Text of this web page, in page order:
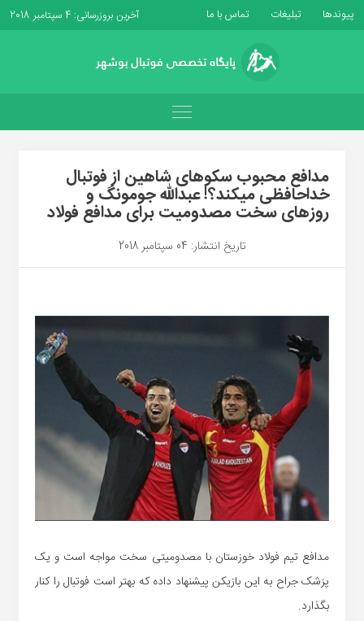
پیوندها تبلیغات تماس با ما آخرین بروزرسانی: 4 سپتامبر 2018
مدافع محبوب سکوهای شاهین از فوتبال
خداحافظی میکند؟! عبدالله جومونگ و
روزهای سخت مصدومیت برای مدافع فولاد
تاریخ انتشار: 04 سپتامبر 2018
مدافع تیم فولاد خوزستان با مصدومیتی سخت مواجه است و یک
پزشک جراح به این بازیکن پیشنهاد داده که بهتر است فوتبال را کنار
بگذارد.